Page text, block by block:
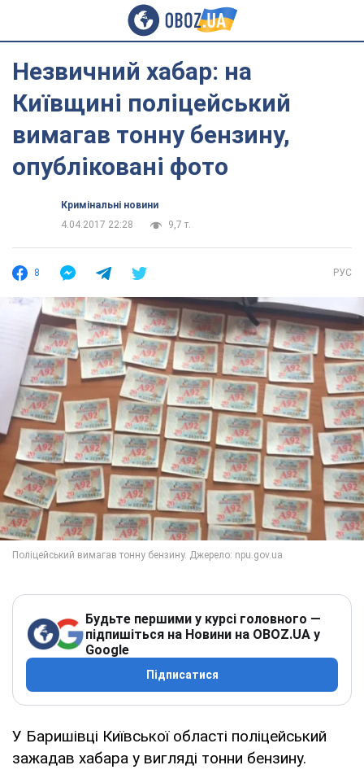
Незвичний хабар: на
Київщині поліцейський
вимагав тонну бензину,
опубліковані фото
Кримінальні новини
4.04.2017 22:28
9,7 т.
8 РУС
Будьте першими у курсі головного —
підпишіться на Новини на OBOZ.UA у
Google
Підписатися
У Баришівці Київської області поліцейський
зажадав хабара у вигляді тонни бензину.